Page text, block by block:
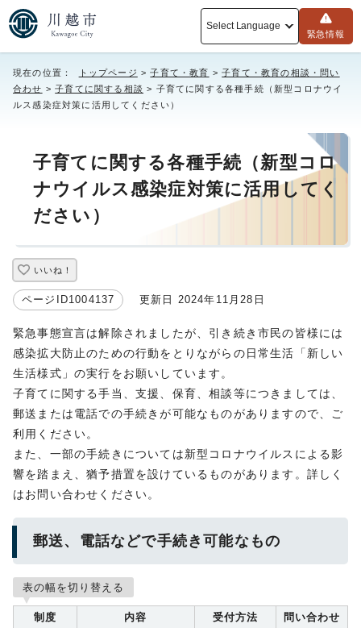
Select Language
緊急情報
現在の位置： トップページ >子育て・教育 >子育て・教育の相談・問い
合わせ >子育てに関する相談 > 子育てに関する各種手続（新型コロナウイ
ルス感染症対策に活用してください）
子育てに関する各種手続（新型コロ
ナウイルス感染症対策に活用してく
ださい）
いいね！
ページID1004137 更新日 2024年11月28日
緊急事態宣言は解除されましたが、引き続き市民の皆様には
感染拡大防止のための行動をとりながらの日常生活「新しい
生活様式」の実行をお願いしています。
子育てに関する手当、支援、保育、相談等につきましては、
郵送または電話での手続きが可能なものがありますので、ご
利用ください。
また、一部の手続きについては新型コロナウイルスによる影
響を踏まえ、猶予措置を設けているものがあります。詳しく
はお問い合わせください。
郵送、電話などで手続き可能なもの
表の幅を切り替える
制度 内容 受付方法
問い合わせ